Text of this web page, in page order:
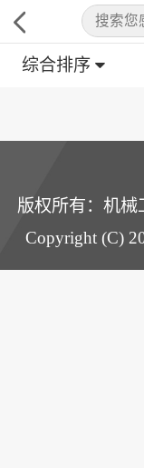
综合排序
版权所有：机械
Copyright (C)